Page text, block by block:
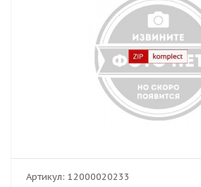
Артикул: 12000020233